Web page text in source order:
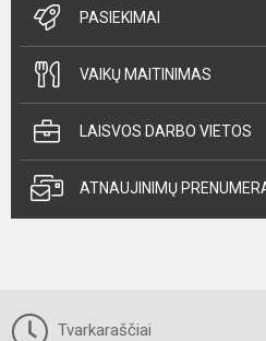
PASIEKIMAI
VAIKŲ MAITINIMAS
LAISVOS DARBO VIETOS
ATNAUJINIMŲ
Tvarkaraščiai